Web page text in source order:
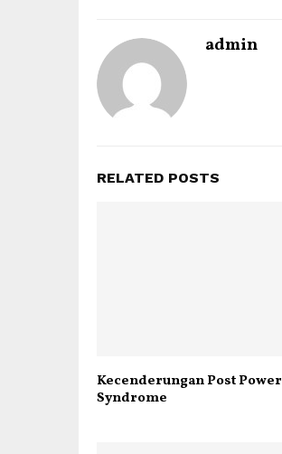
admin
RELATED POSTS
Kecenderungan Post Power
Syndrome